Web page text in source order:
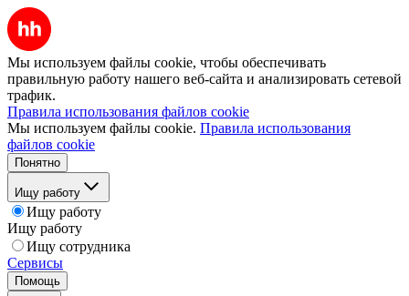
Мы используем файлы cookie, чтобы обеспечивать
правильную работу нашего веб-сайта и анализировать сетевой
трафик.
Правила использования файлов cookie
Мы используем файлы cookie. Правила использования
файлов cookie
Понятно
Ищу работу
Ищу работу
Ищу работу
Ищу сотрудника
Сервисы
Помощь